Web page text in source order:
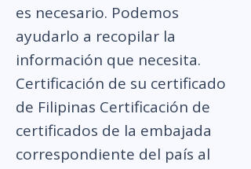
es necesario. Podemos
ayudarlo a recopilar la
información que necesita.
Certificación de su certificado
de Filipinas Certificación de
certificados de la embajada
correspondiente del país al